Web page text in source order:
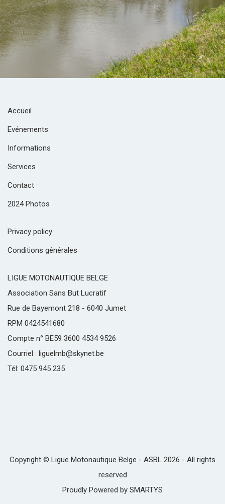
Accueil
Evénements
Informations
Services
Contact
2024 Photos
Privacy policy
Conditions générales
LIGUE MOTONAUTIQUE BELGE
Association Sans But Lucratif
Rue de Bayemont 218 - 6040 Jumet
RPM 0424541680
Compte n° BE59 3600 4534 9526
Courriel : liguelmb@skynet.be
Tél: 0475 945 235
Copyright © Ligue Motonautique Belge - ASBL 2026 - All rights
reserved
Proudly Powered by SMARTYS